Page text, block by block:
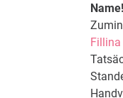
Name!
Fillina